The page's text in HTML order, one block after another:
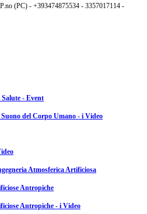
(PC) - +393474875534 - 3357017114 -
- Event
del Corpo Umano - i Video
Atmosferica Artificiosa
Antropiche
Antropiche - i Video